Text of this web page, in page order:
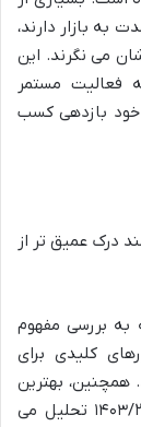
به بازار دارند،
می نگرند. این
فعالیت مستمر
خود بازدهی کسب
درک عمیق تر از
به بررسی مفهوم
کلیدی برای
همچنین، بهترین
ارزهای دیجیتال را برای استیکینگ در سال ۱۴۰۳/۲۰۲۴ تحلیل می